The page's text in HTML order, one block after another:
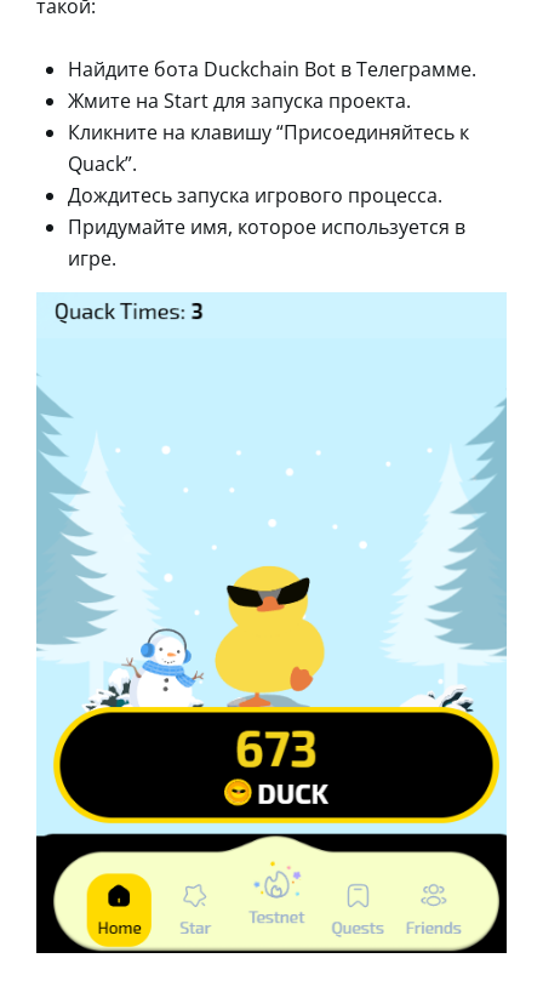
такой:
Найдите бота Duckchain Bot в Телеграмме.
Жмите на Start для запуска проекта.
Кликните на клавишу “Присоединяйтесь к
Quack”.
Дождитесь запуска игрового процесса.
Придумайте имя, которое используется в
игре.